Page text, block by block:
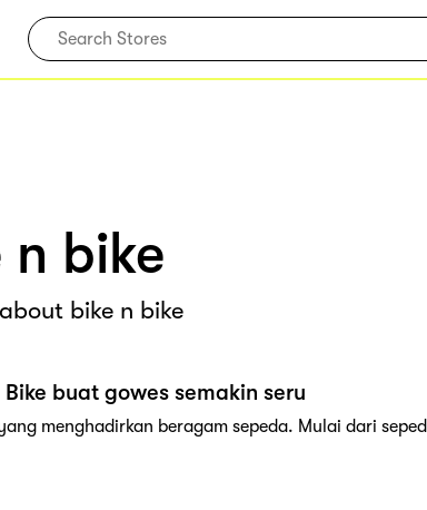
n bike
bike n bike
buat gowes semakin seru
menghadirkan beragam sepeda. Mulai dari